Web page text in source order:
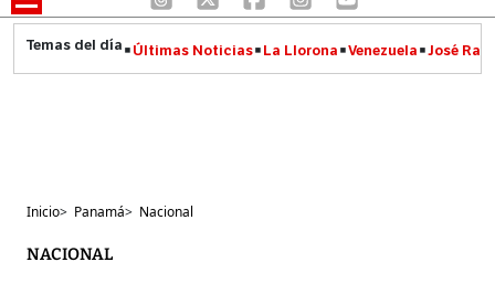
Últimas Noticias La Llorona Venezuela José
Inicio> Panamá> Nacional
NACIONAL